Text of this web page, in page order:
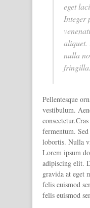
eget
Integer
aliquet.
nulla
fringilla.
Pellentesque
vestibulum.
fermentum. Sed
lobortis. Nulla
Lorem ipsum
adipiscing elit.
gravida at eget
felis euismod
felis euismod